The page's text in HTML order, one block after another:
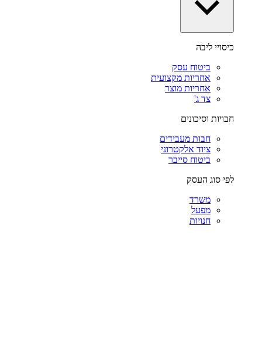
כיסויי ליבה
ביטוח עסק
אחריות מקצועית
אחריות מוצר
צד ג'
חבויות וסיכונים
חבות מעבידים
ציוד אלקטרוני
ביטוח סייבר
לפי סוג העסק
משרד
מפעל
חנויות